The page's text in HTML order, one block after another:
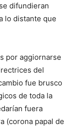
difun­dieran
lo distante que
por aggiornarse
del
fue brusco
de toda la
fuera
(corona papal de